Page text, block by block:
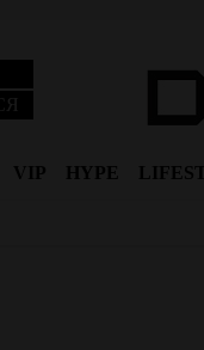
VIP HYPE